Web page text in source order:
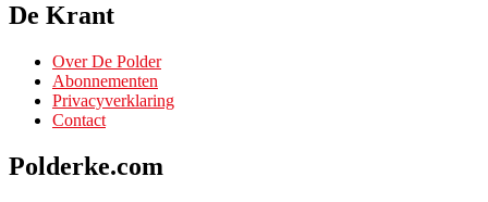
De Krant
Over De Polder
Abonnementen
Privacyverklaring
Contact
Polderke.com